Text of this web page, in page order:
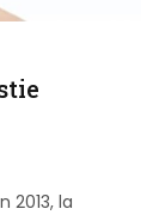
2013, la